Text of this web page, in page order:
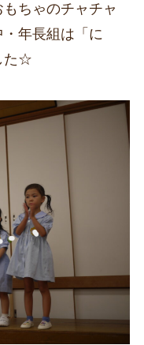
ちゃのチャチャ
年長組は「に
た☆